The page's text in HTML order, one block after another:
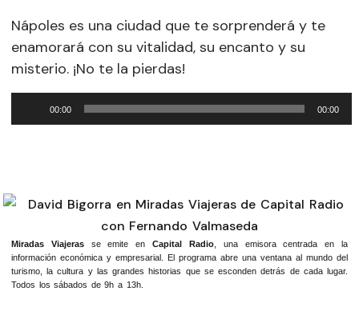
Nápoles es una ciudad que te sorprenderá y te
enamorará con su vitalidad, su encanto y su
misterio. ¡No te la pierdas!
Reproductor
de
00:00 00:00
Miradas Viajerasse emite enCapital Radio, una emisora centrada en la
información económica y empresarial. El programa abre una ventana al mundo del
turismo, la cultura y las grandes historias que se esconden detrás de cada lugar.
Todos los sábados de 9h a 13h.